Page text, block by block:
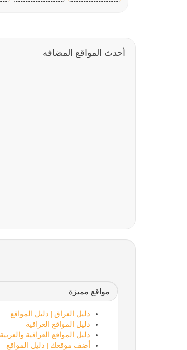
أحدث المواقع المضافه
مواقع مميزة
دليل العراق | دليل المواقع
دليل المواقع العراقية
دليل المواقع العراقية والعربية
أضف موقعك | دليل المواقع